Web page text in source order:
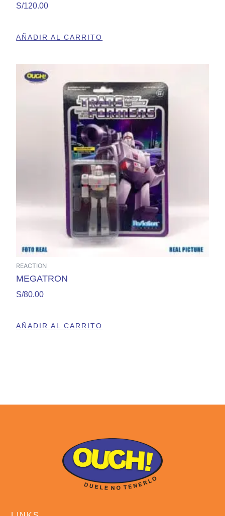
S/120.00
AÑADIR AL CARRITO
REACTION
MEGATRON
S/80.00
AÑADIR AL CARRITO